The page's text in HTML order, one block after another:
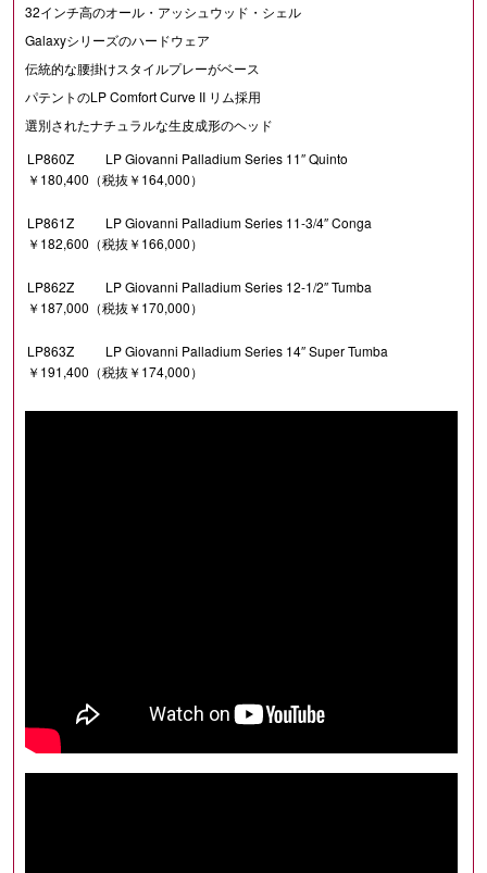
32インチ高のオール・アッシュウッド・シェル
Galaxyシリーズのハードウェア
伝統的な腰掛けスタイルプレーがベース
パテントのLP Comfort Curve II リム採用
選別されたナチュラルな生皮成形のヘッド
LP860Z
LP Giovanni Palladium Series 11″ Quinto
￥180,400（税抜￥164,000）
LP861Z
LP Giovanni Palladium Series 11-3/4″ Conga
￥182,600（税抜￥166,000）
LP862Z
LP Giovanni Palladium Series 12-1/2″ Tumba
￥187,000（税抜￥170,000）
LP863Z
LP Giovanni Palladium Series 14″ Super Tumba
￥191,400（税抜￥174,000）